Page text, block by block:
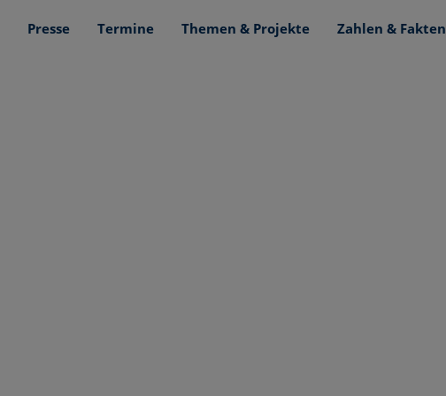
Presse Termine Themen & Projekte
Zahlen & Fakten